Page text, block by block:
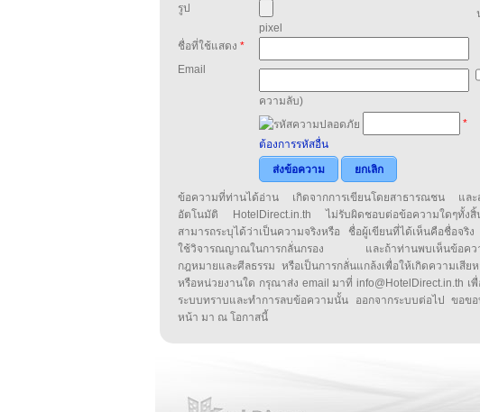
รูป
pixel
ชื่อที่ใช้แสดง *
Email
ความลับ)
*
ต้องการรหัสอื่น
ส่งข้อความ
ยกเลิก
ข้อความที่ท่านได้อ่าน เกิดจากการเขียนโดยสาธารณชน และ
อัตโนมัติ HotelDirect.in.th ไม่รับผิดชอบต่อข้อความใดๆทั้ง
สามารถระบุได้ว่าเป็นความจริงหรือ ชื่อผู้เขียนที่ได้เห็นคือชื่อจริ
ใช้วิจารณญาณในการกลั่นกรอง และถ้าท่านพบเห็นข้อคว
กฎหมายและศีลธรรม หรือเป็นการกลั่นแกล้งเพื่อให้เกิดความเสี
หรือหน่วยงานใด กรุณาส่ง email มาที่ info@HotelDirect.in.th เ
ระบบทราบและทำการลบข้อความนั้น ออกจากระบบต่อไป ขอข
หน้า มา ณ โอกาสนี้